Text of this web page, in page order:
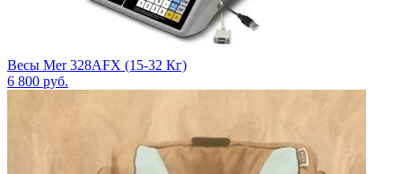
Весы Mer 328АFX (15-32 Кг)
6 800 руб.